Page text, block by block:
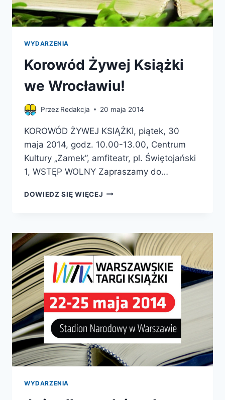
WYDARZENIA
Korowód Żywej Książki
we Wrocławiu!
Przez Redakcja 20 maja 2014
KOROWÓD ŻYWEJ KSIĄŻKI, piątek, 30
maja 2014, godz. 10.00-13.00, Centrum
Kultury „Zamek”, amfiteatr, pl. Świętojański
1, WSTĘP WOLNY Zapraszamy do…
DOWIEDZ SIĘ WIĘCEJ KOROWÓD
WROCŁAWIU!
WYDARZENIA